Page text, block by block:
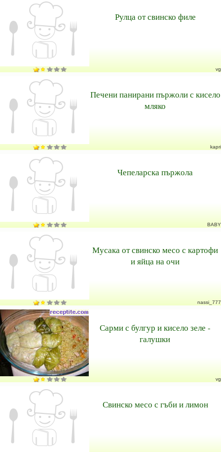
Рулца от свинско филе
vg
Печени панирани пържоли с кисело
мляко
kapri
Чепеларска пържола
BABY
Мусака от свинско месо с картофи
и яйца на очи
nassi_777
Сарми с булгур и кисело зеле -
галушки
vg
Свинско месо с гъби и лимон